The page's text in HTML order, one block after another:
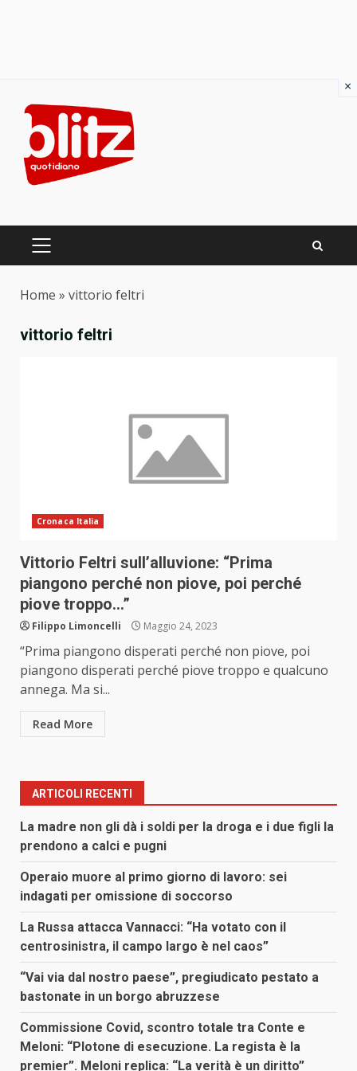
content
PRIMARY
Home » vittorio feltri
vittorio feltri
Cronaca Italia
Vittorio Feltri sull’alluvione: “Prima
piangono perché non piove, poi perché
piove troppo…”
Filippo Limoncelli Maggio 24, 2023
“Prima piangono disperati perché non piove, poi
piangono disperati perché piove troppo e qualcuno
annega. Ma si...
Read More
ARTICOLI RECENTI
La madre non gli dà i soldi per la droga e i due figli la
prendono a calci e pugni
Operaio muore al primo giorno di lavoro: sei
indagati per omissione di soccorso
La Russa attacca Vannacci: “Ha votato con il
centrosinistra, il campo largo è nel caos”
“Vai via dal nostro paese”, pregiudicato pestato a
bastonate in un borgo abruzzese
Commissione Covid, scontro totale tra Conte e
Meloni: “Plotone di esecuzione. La regista è la
premier”. Meloni replica: “La verità è un diritto”
×